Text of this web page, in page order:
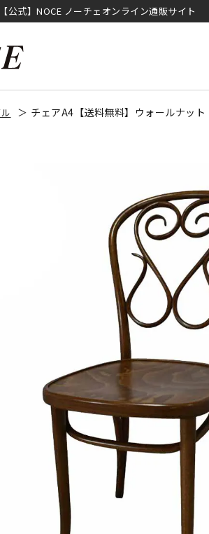
公式】NOCE ノーチェオンライン通販サイト
チェアA4【送料無料】ウォールナット